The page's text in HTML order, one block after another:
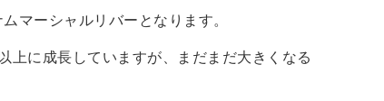
マーシャルリバーとなります。
上に成長していますが、まだまだ大きくなる